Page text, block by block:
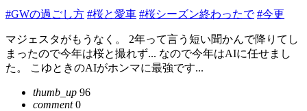
#GWの過ごし方 #桜と愛車 #桜シーズン終わったで #今更
マジェスタがもうなく。 2年って言う短い聞かんで降りてし
まったので今年は桜と撮れず... なので今年はAIに任せまし
た。 こゆときのAIがホンマに最強です...
thumb_up 96
comment0